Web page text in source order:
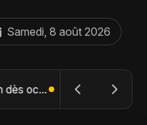
Samedi, 8 août 2026
The Batman : Part II – Robert Pattinson replonge dans les ténèbres de Gotham dès octobre 2027